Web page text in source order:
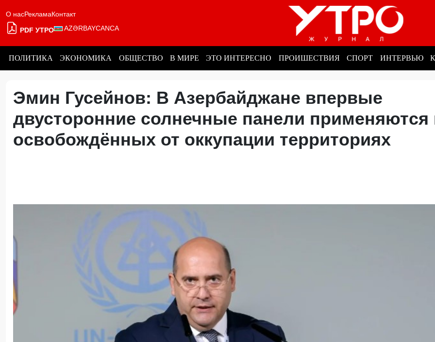
О насРекламаКонтакт
PDF УТРО AZƏRBAYCANCA
ПОЛИТИКА ЭКОНОМИКА ОБЩЕСТВО В МИРЕ ЭТО ИНТЕРЕСНО ПРОИШЕСТВИЯ СПОРТ ИНТЕРВЬЮ
Эмин Гусейнов: В Азербайджане впервые
двусторонние солнечные панели применяются
освобождённых от оккупации территориях